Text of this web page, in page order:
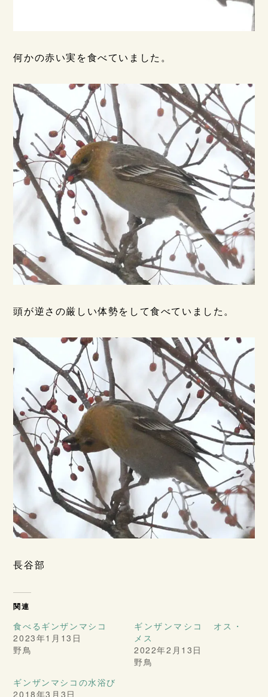
何かの赤い実を食べていました。
頭が逆さの厳しい体勢をして食べていました。
長谷部
関連
食べるギンザンマシコ
2023年1月13日
野鳥
ギンザンマシコ オス・
メス
2022年2月13日
野鳥
ギンザンマシコの水浴び
2018年3月3日